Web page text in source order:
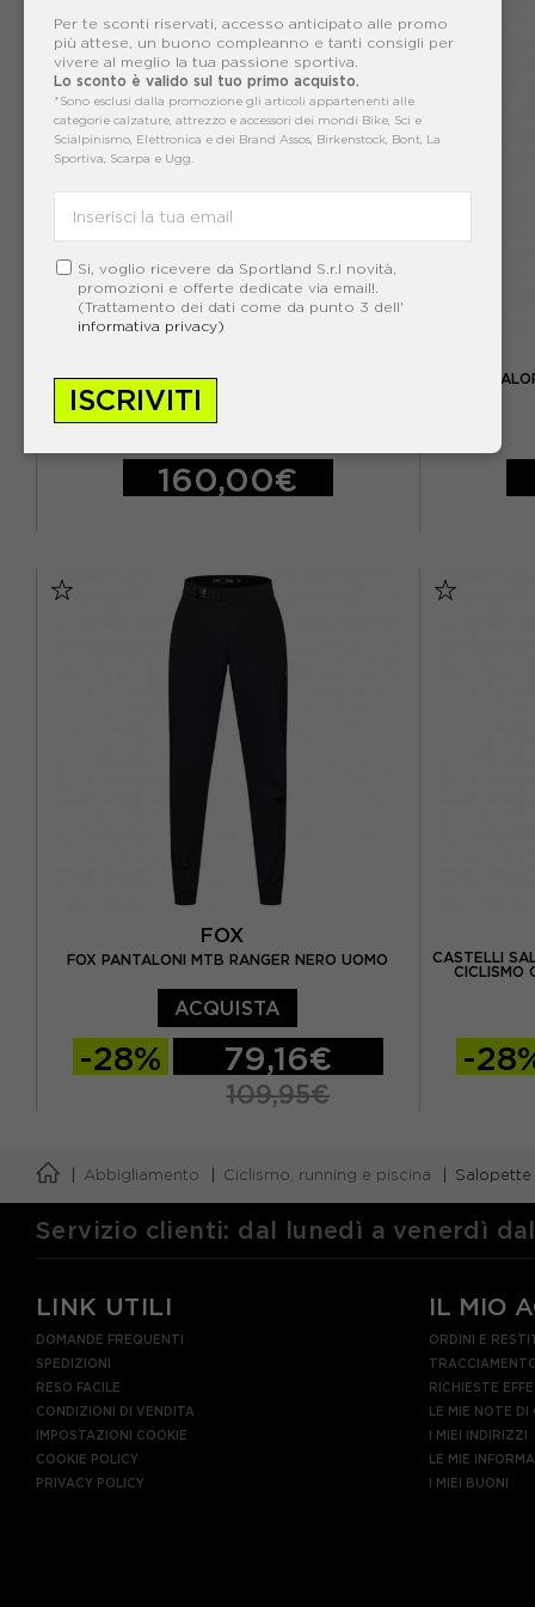
ASSOS SALOPETTE CICLISMO SHORT MILLE GT
NERO SERIES UOMO
ACQUISTA
160,00€
ASSOS
FOX
FOX PANTALONI MTB RANGER NERO UOMO
ACQUISTA
-28% 79,16€
109,95€
CASTELLI
CICLISMO
-
Abbigliamento Ciclismo, running e piscina
Per te sconti riservati, accesso anticipato alle promo
più attese, un buono compleanno e tanti consigli per
vivere al meglio la tua passione sportiva.
Lo sconto è valido sul tuo primo acquisto.
*Sono esclusi dalla promozione gli articoli appartenenti alle
categorie calzature, attrezzo e accessori dei mondi Bike, Sci e
Scialpinismo, Elettronica e dei Brand Assos, Birkenstock, Bont, La
Sportiva, Scarpa e Ugg.
Si, voglio ricevere da Sportland S.r.l novità,
promozioni e offerte dedicate via email!.
(Trattamento dei dati come da punto 3 dell'
informativa privacy)
ISCRIVITI
Servizio clienti: dal lunedì a venerdì
LINK UTILI
DOMANDE FREQUENTI
SPEDIZIONI
RESO FACILE
CONDIZIONI DI VENDITA
IMPOSTAZIONI COOKIE
COOKIE POLICY
PRIVACY POLICY
IL MIO
ORDINI E
RICHIESTE
LE MIE NOTE DI
I MIEI INDIRIZZI
LE MIE
I MIEI BUONI